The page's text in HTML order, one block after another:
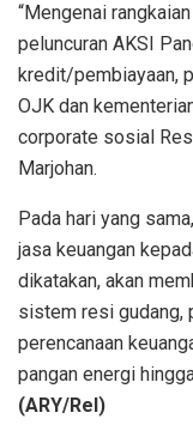
“Mengenai
peluncuran AKSI
kredit/pembiayaan,
OJK dan
corporate sosial
Marjohan.
Pada hari yang
jasa keuangan
dikatakan, akan
sistem resi gudang,
perencanaan
pangan energi
(ARY/Rel)